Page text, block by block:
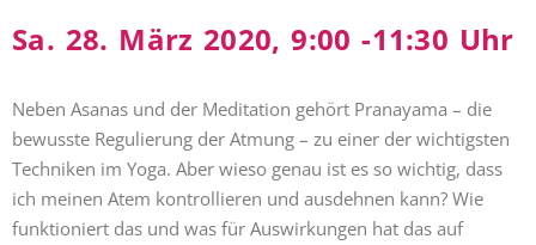
Sa. 28. März 2020, 9:00 -11:30 Uhr
Neben Asanas und der Meditation gehört Pranayama – die
bewusste Regulierung der Atmung – zu einer der wichtigsten
Techniken im Yoga. Aber wieso genau ist es so wichtig, dass
ich meinen Atem kontrollieren und ausdehnen kann? Wie
funktioniert das und was für Auswirkungen hat das auf